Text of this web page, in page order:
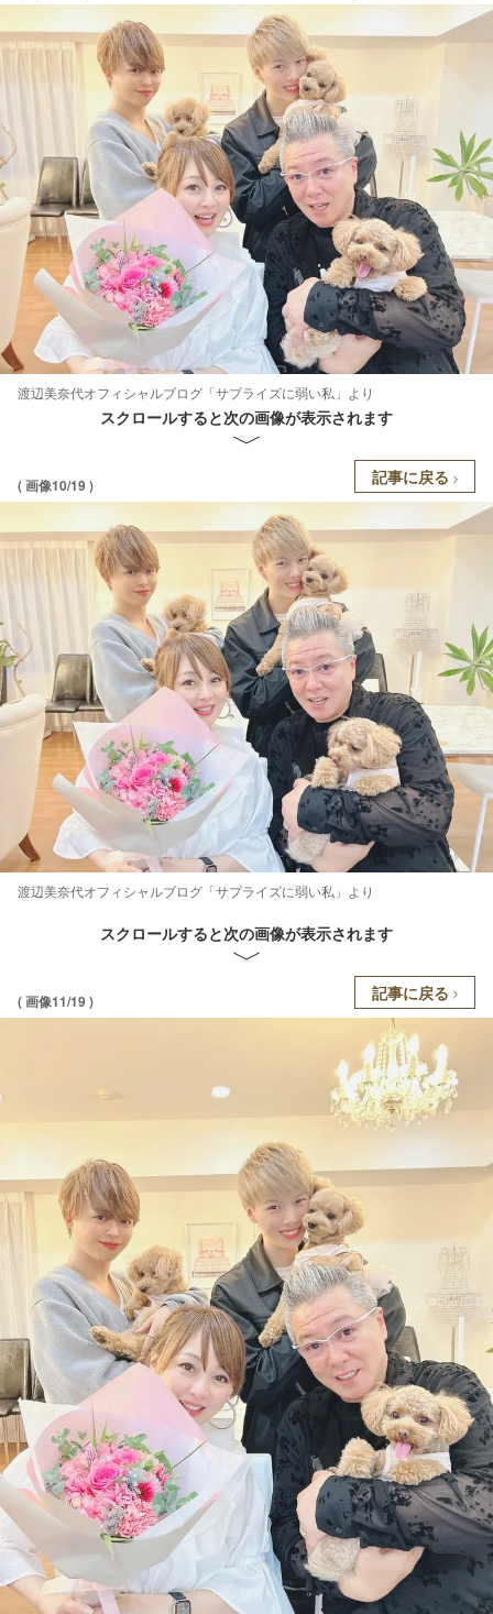
渡辺美奈代オフィシャルブログ「サプライズに弱い私」より
スクロールすると次の画像が表示されます
( 画像10/19 ) 記事に戻る
渡辺美奈代オフィシャルブログ「サプライズに弱い私」より
スクロールすると次の画像が表示されます
( 画像11/19 ) 記事に戻る